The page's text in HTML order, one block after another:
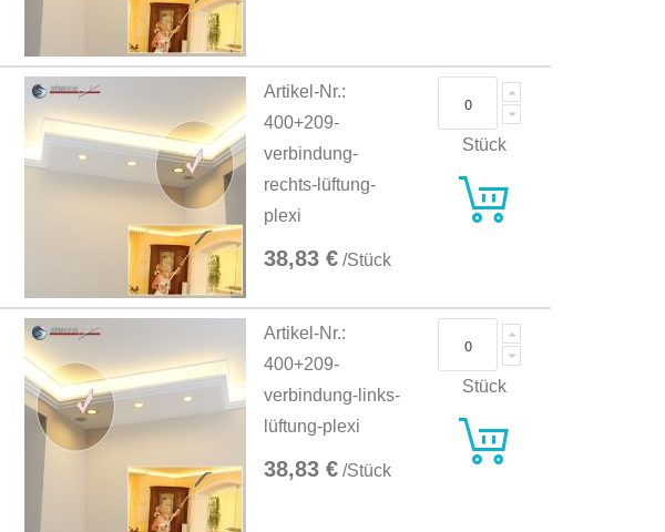
Artikel-Nr.:
400+209-
verbindung-
rechts-lüftung-
plexi
38,83 € /Stück
Stück
Artikel-Nr.:
400+209-
verbindung-links-
lüftung-plexi
38,83 € /Stück
Stück